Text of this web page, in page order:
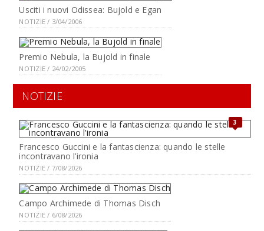
Usciti i nuovi Odissea: Bujold e Egan
NOTIZIE / 3/04/2006
Premio Nebula, la Bujold in finale
NOTIZIE / 24/02/2005
NOTIZIE
3
Francesco Guccini e la fantascienza: quando le stelle
incontravano l’ironia
NOTIZIE / 7/08/2026
Campo Archimede di Thomas Disch
NOTIZIE / 6/08/2026